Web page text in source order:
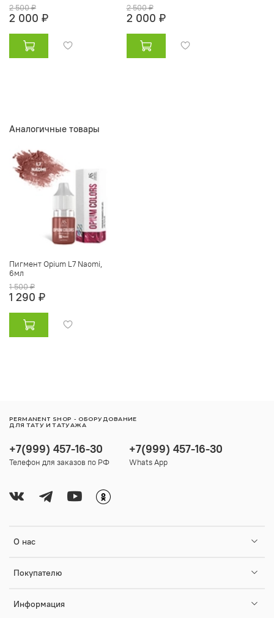
2 500 ₽
2 000 ₽
2 500 ₽
2 000 ₽
Аналогичные товары
Пигмент Opium L7 Naomi,
6мл
1 500 ₽
1 290 ₽
О нас
Покупателю
Информация
+7(999) 457-16-30
Телефон для заказов по РФ
+7(999) 457-16-30
Whats App
PERMANENT SHOP - ОБОРУДОВАНИЕ
ДЛЯ ТАТУ И ТАТУАЖА